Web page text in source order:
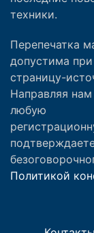
техники.
Перепечатка
допустима
страницу-
Направляя
любую
Политикой